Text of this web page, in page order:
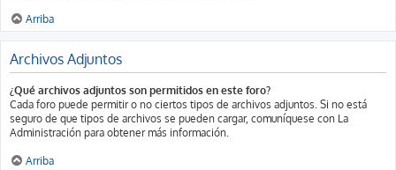
Arriba
Archivos Adjuntos
¿Qué archivos adjuntos son permitidos en este foro?
Cada foro puede permitir o no ciertos tipos de archivos adjuntos. Si no está
seguro de que tipos de archivos se pueden cargar, comuníquese con La
Administración para obtener más información.
Arriba